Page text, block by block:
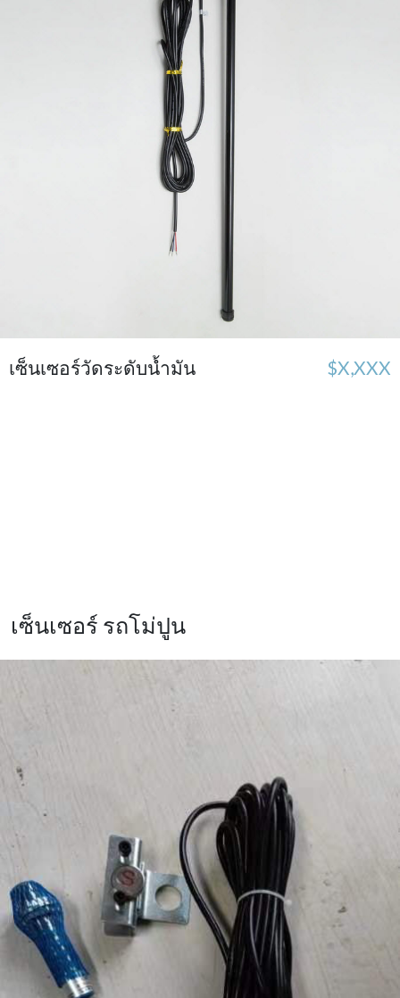
เซ็นเซอร์วัดระดับน้ำมัน $X,XXX
เซ็นเซอร์ รถโม่ปูน